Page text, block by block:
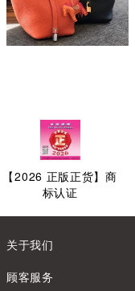
【2026 正版正货】商
标认证
关于我们
顾客服务